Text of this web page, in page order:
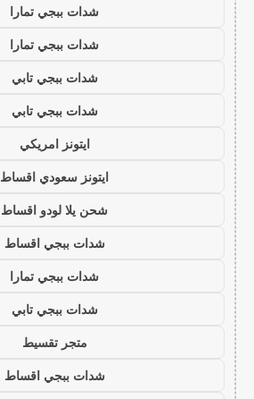
شدات ببجي تمارا
شدات ببجي تمارا
شدات ببجي تابي
شدات ببجي تابي
ايتونز امريكي
ايتونز سعودي اقساط
شحن يلا لودو اقساط
شدات ببجي اقساط
شدات ببجي تمارا
شدات ببجي تابي
متجر تقسيط
شدات ببجي اقساط